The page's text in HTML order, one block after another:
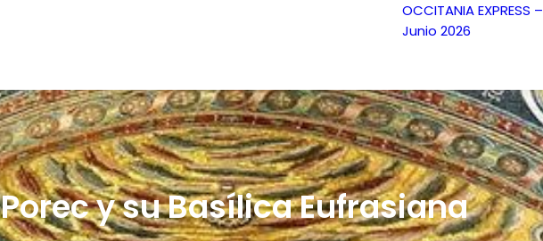
OCCITANIA EXPRESS –
Junio 2026
Porec y su Basílica Eufrasiana